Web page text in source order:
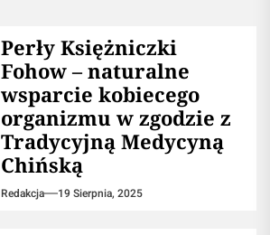
Perły Księżniczki
Fohow – naturalne
wsparcie kobiecego
organizmu w zgodzie z
Tradycyjną Medycyną
Chińską
Redakcja 19 Sierpnia, 2025